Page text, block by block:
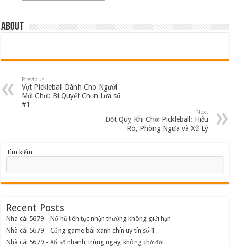
About
Previous
Vợt Pickleball Dành Cho Người
Mới Chơi: Bí Quyết Chọn Lựa số
#1
Next
Đột Quỵ Khi Chơi Pickleball: Hiểu
Rõ, Phòng Ngừa và Xử Lý
Tìm kiếm
Recent Posts
Nhà cái 5679 – Nổ hũ liên tục nhận thưởng không giới hạn
Nhà cái 5679 – Cổng game bài xanh chín uy tín số 1
Nhà cái 5679 – Xổ số nhanh, trúng ngay, không chờ đợi